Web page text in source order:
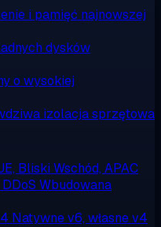
i pamięć najnowszej
dysków
o wysokiej
izolacja sprzętowa
Bliski Wschód, APAC
Wbudowana
Natywne v6, własne v4